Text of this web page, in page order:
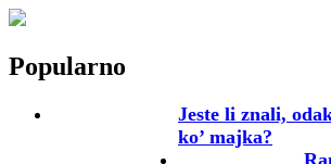
Popularno
Jeste li znali,
ko’ majka?